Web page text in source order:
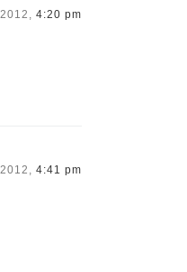
4:20 pm
4:41 pm